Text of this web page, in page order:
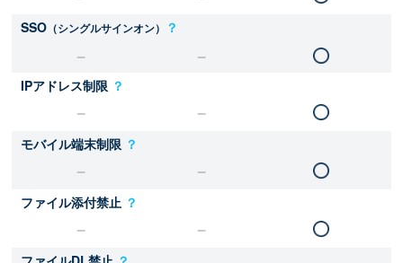
SSO （シングルサインオン） ？
IPアドレス制限 ？
モバイル端末制限 ？
ファイル添付禁止 ？